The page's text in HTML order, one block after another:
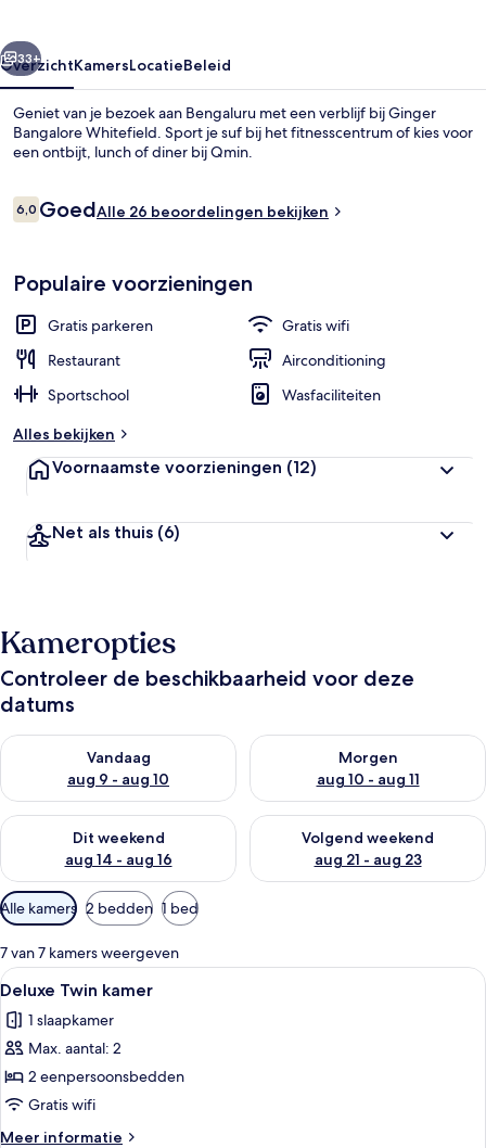
Ze serveren er ontbijt, lunch en diner
Volgende
33+
OverzichtKamersLocatieBeleid
Geniet van je bezoek aan Bengaluru met een verblijf bij Ginger
Bangalore Whitefield. Sport je suf bij het fitnesscentrum of kies voor
een ontbijt, lunch of diner bij Qmin.
Beoordelingen
6,06,0 op 10 –
GoedAlle 26 beoordelingen bekijken
Populaire voorzieningen
Gratis parkeren
Gratis wifi
Restaurant
Airconditioning
Sportschool
Wasfaciliteiten
Alles bekijken
Voornaamste voorzieningen (12)
Net als thuis (6)
Kameropties
Controleer de beschikbaarheid voor deze
datums
Vandaag
aug 9 - aug 10
De beschikbaarheid controleren voor vanavond aug 9 - aug
Morgen
aug 10 - aug 11
De beschikbaarheid
Dit weekend
aug 14 - aug 16
De beschikbaarheid controleren voor dit weekend aug 14 -
Volgend weekend
aug 21 - aug 23
De beschikbaarheid
Beschikbare
filters
voor
kamers
Alle kamers 2 bedden 1 bed
7 van 7 kamers weergeven
Alle
foto's
voor
Deluxe
Twin
kamer
laden
Een moderne hotelkamer met een
2
Deluxe Twin kamer
1 slaapkamer
Max. aantal: 2
2 eenpersoonsbedden
Gratis wifi
Meer informatie
Meer